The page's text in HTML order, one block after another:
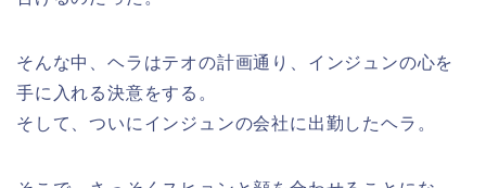
そんな中、ヘラはテオの計画通り、インジュンの心を
手に入れる決意をする。
そして、ついにインジュンの会社に出勤したヘラ。